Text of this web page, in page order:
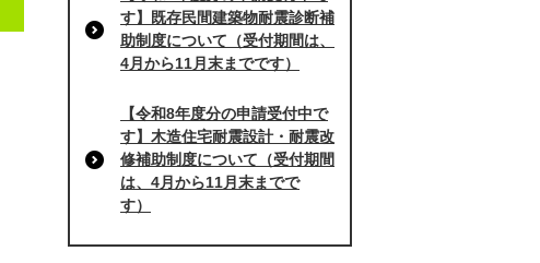
す】既存民間建築物耐震診断補
助制度について（受付期間は、
4月から11月末までです）
【令和8年度分の申請受付中で
す】木造住宅耐震設計・耐震改
修補助制度について（受付期間
は、4月から11月末までで
す）